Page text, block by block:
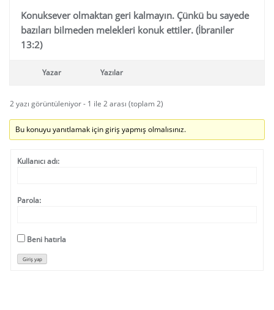
Konuksever olmaktan geri kalmayın. Çünkü bu sayede
bazıları bilmeden melekleri konuk ettiler. (İbraniler
13:2)
Yazar Yazılar
2 yazı görüntüleniyor - 1 ile 2 arası (toplam 2)
Bu konuyu yanıtlamak için giriş yapmış olmalısınız.
Kullanıcı adı:
Parola:
Beni hatırla
Giriş yap